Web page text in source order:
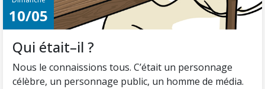
10/05
Qui était–il ?
Nous le connaissions tous. C’était un personnage
célèbre, un personnage public, un homme de média.